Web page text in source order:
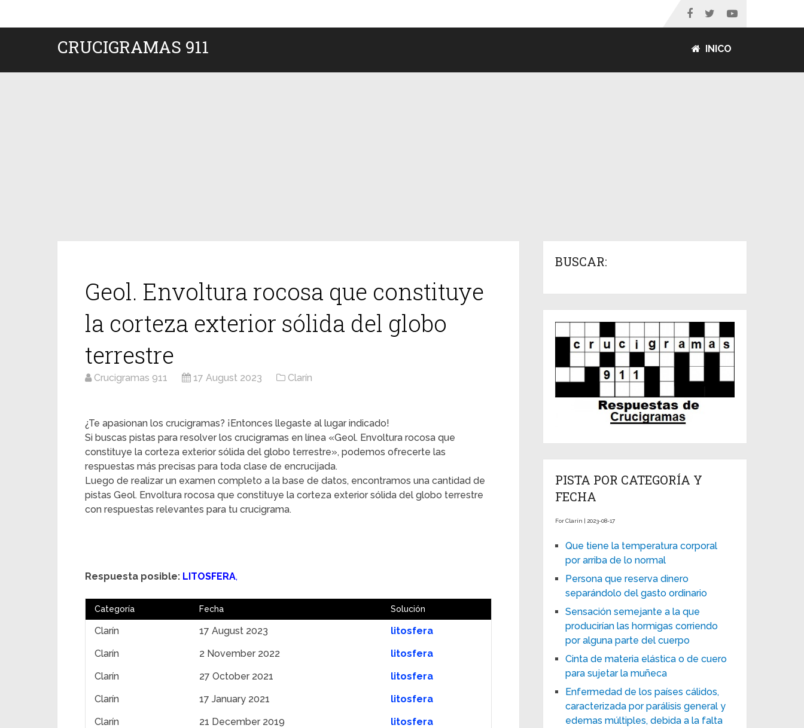
CRUCIGRAMAS 911 INICO
Geol. Envoltura rocosa que constituye
la corteza exterior sólida del globo
terrestre
Crucigramas 911 17 August 2023 Clarín
¿Te apasionan los crucigramas? ¡Entonces llegaste al lugar indicado!
Si buscas pistas para resolver los crucigramas en línea «Geol. Envoltura rocosa que
constituye la corteza exterior sólida del globo terrestre», podemos ofrecerte las
respuestas más precisas para toda clase de encrucijada.
Luego de realizar un examen completo a la base de datos, encontramos una cantidad de
pistas Geol. Envoltura rocosa que constituye la corteza exterior sólida del globo terrestre
con respuestas relevantes para tu crucigrama.
Respuesta posible: LITOSFERA,
Categoría Fecha Solución
Clarín 17 August 2023
litosfera
Clarín
2 November 2022
litosfera
Clarín
27 October 2021
litosfera
Clarín
17 January 2021
litosfera
Clarín
21 December 2019
litosfera
BUSCAR:
PISTA POR CATEGORÍA Y
FECHA
For Clarín | 2023-08-17
Que tiene la temperatura corporal
por arriba de lo normal
Persona que reserva dinero
separándolo del gasto ordinario
Sensación semejante a la que
producirían las hormigas corriendo
por alguna parte del cuerpo
Cinta de materia elástica o de cuero
para sujetar la muñeca
Enfermedad de los países cálidos,
caracterizada por parálisis general y
edemas múltiples, debida a la falta